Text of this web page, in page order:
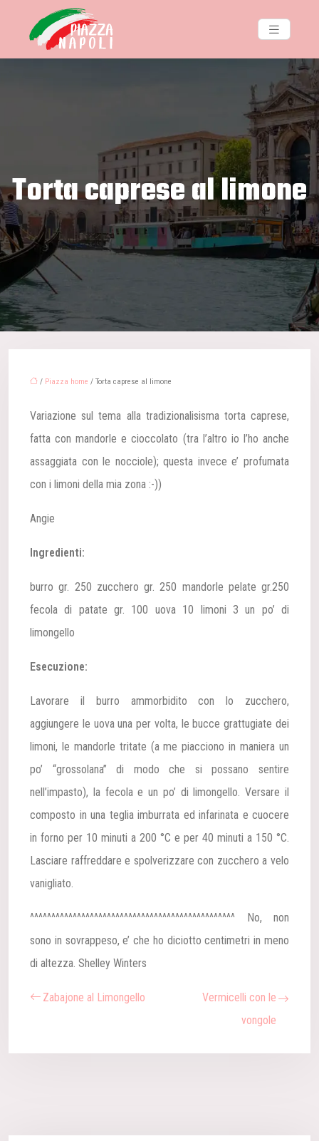
Torta caprese al limone
/ Piazza home / Torta caprese al limone
Variazione sul tema alla tradizionalisisma torta caprese,
fatta con mandorle e cioccolato (tra l’altro io l’ho anche
assaggiata con le nocciole); questa invece e’ profumata
con i limoni della mia zona :-))
Angie
Ingredienti:
burro gr. 250 zucchero gr. 250 mandorle pelate gr.250
fecola di patate gr. 100 uova 10 limoni 3 un po’ di
limongello
Esecuzione:
Lavorare il burro ammorbidito con lo zucchero,
aggiungere le uova una per volta, le bucce grattugiate dei
limoni, le mandorle tritate (a me piacciono in maniera un
po’ “grossolana” di modo che si possano sentire
nell’impasto), la fecola e un po’ di limongello. Versare il
composto in una teglia imburrata ed infarinata e cuocere
in forno per 10 minuti a 200 °C e per 40 minuti a 150 °C.
Lasciare raffreddare e spolverizzare con zucchero a velo
vanigliato.
^^^^^^^^^^^^^^^^^^^^^^^^^^^^^^^^^^^^^^^^^^^^^^^^ No, non
sono in sovrappeso, e’ che ho diciotto centimetri in meno
di altezza. Shelley Winters
Zabajone al Limongello
Vermicelli con le
vongole